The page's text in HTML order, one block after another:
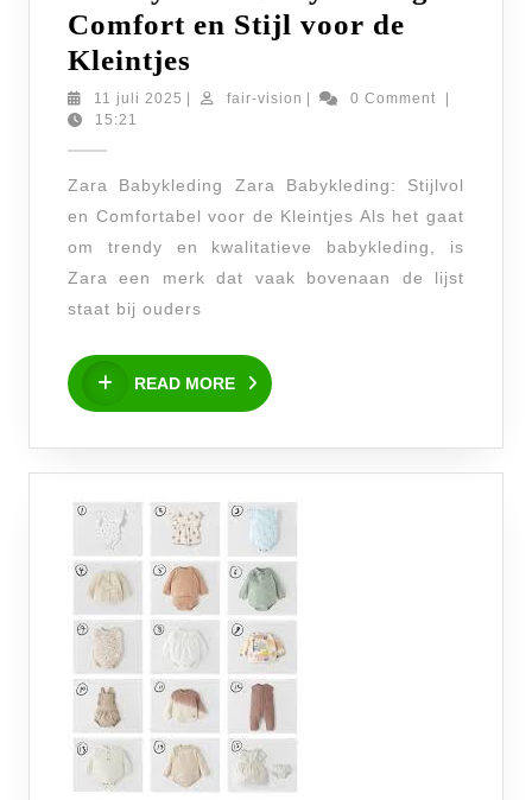
Comfort en Stijl voor de
Kleintjes
Zara
en
Stijl
voor
de
11 juli 2025 11
fair-vision fair-
0 Comment
15:21
Zara Babykleding Zara Babykleding: Stijlvol
en Comfortabel voor de Kleintjes Als het gaat
om trendy en kwalitatieve babykleding, is
Zara een merk dat vaak bovenaan de lijst
staat bij ouders
READ MORE
READ
MORE